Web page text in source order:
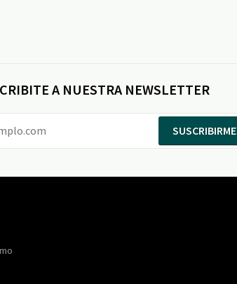
A NUESTRA NEWSLETTER
SUSCRIBIRME